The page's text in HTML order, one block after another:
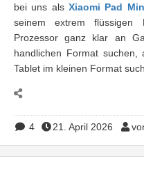
bei uns als Xiaomi Pad
seinem extrem flüssigen
Prozessor ganz klar an
handlichen Format
Tablet im kleinen Format
4 21. April 2026